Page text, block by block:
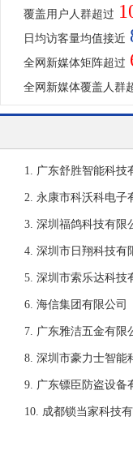
覆盖用户人群超过
日均访客量均值接近
全网新媒体矩阵超过
全网新媒体覆盖人群
广东舒胜智能科技
永康市科沃科电子
深圳福鸽科技有限
深圳市日翔科技有
深圳市索乐达科技
海信集团有限公司
广东雅洁五金有限
深圳市豪力士智能
广东镖臣防盗设备
成都锁当家科技